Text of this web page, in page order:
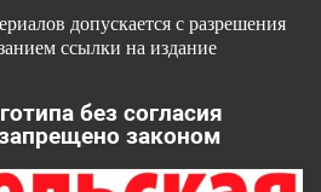
допускается с разрешения
ссылки на издание
без согласия
законом